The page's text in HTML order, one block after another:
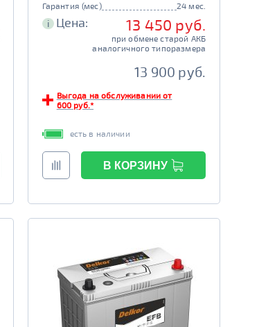
Гарантия (мес)
24 мес.
i Цена: 13 450 руб.
при обмене старой АКБ
аналогичного типоразмера
13 900 руб.
Выгода на обслуживании от
600 руб.*
есть в наличии
В КОРЗИНУ